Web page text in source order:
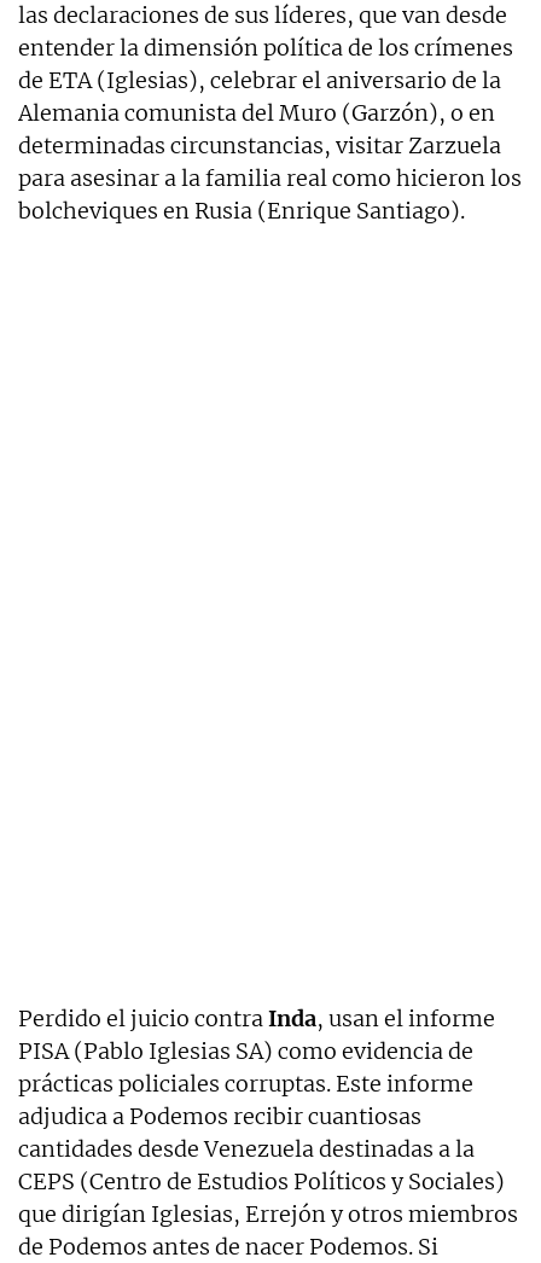
las declaraciones de sus líderes, que van desde
entender la dimensión política de los crímenes
de ETA (Iglesias), celebrar el aniversario de la
Alemania comunista del Muro (Garzón), o en
determinadas circunstancias, visitar Zarzuela
para asesinar a la familia real como hicieron los
bolcheviques en Rusia (Enrique Santiago).
Perdido el juicio contraInda, usan el informe
PISA (Pablo Iglesias SA) como evidencia de
prácticas policiales corruptas. Este informe
adjudica a Podemos recibir cuantiosas
cantidades desde Venezuela destinadas a la
CEPS (Centro de Estudios Políticos y Sociales)
que dirigían Iglesias, Errejón y otros miembros
de Podemos antes de nacer Podemos. Si